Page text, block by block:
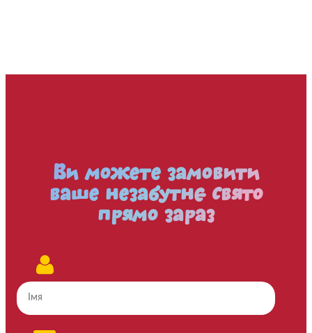
Ви можете замовити
ваше незабутнє свято
прямо зараз